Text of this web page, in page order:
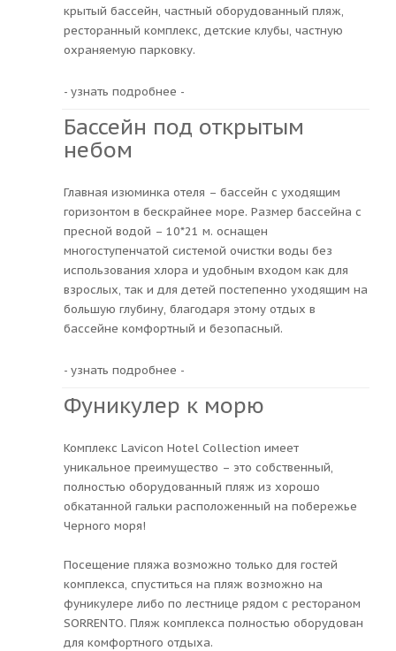
крытый бассейн, частный оборудованный пляж,
ресторанный комплекс, детские клубы, частную
охраняемую парковку.
- узнать подробнее -
Бассейн под открытым
небом
Главная изюминка отеля – бассейн с уходящим
горизонтом в бескрайнее море. Размер бассейна с
пресной водой – 10*21 м. оснащен
многоступенчатой системой очистки воды без
использования хлора и удобным входом как для
взрослых, так и для детей постепенно уходящим на
большую глубину, благодаря этому отдых в
бассейне комфортный и безопасный.
- узнать подробнее -
Фуникулер к морю
Комплекс Lavicon Hotel Collection имеет
уникальное преимущество – это собственный,
полностью оборудованный пляж из хорошо
обкатанной гальки расположенный на побережье
Черного моря!
Посещение пляжа возможно только для гостей
комплекса, спуститься на пляж возможно на
фуникулере либо по лестнице рядом с рестораном
SORRENTO. Пляж комплекса полностью оборудован
для комфортного отдыха.